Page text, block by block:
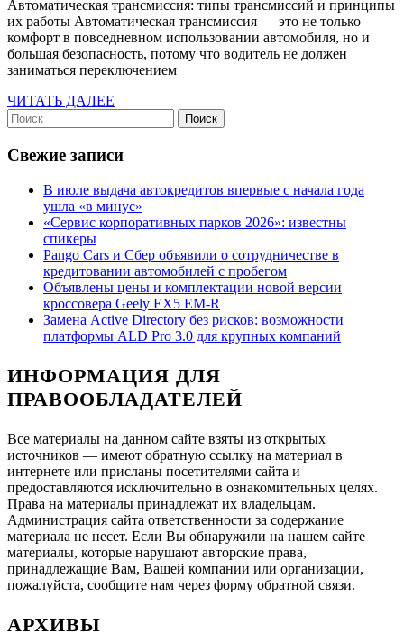
2024
Автоматическая трансмиссия: типы трансмиссий и принципы
их работы Автоматическая трансмиссия — это не только
комфорт в повседневном использовании автомобиля, но и
большая безопасность, потому что водитель не должен
заниматься переключением
ЧИТАТЬ ДАЛЕЕ
Найти:
Свежие записи
В июле выдача автокредитов впервые с начала года
ушла «в минус»
«Сервис корпоративных парков 2026»: известны
спикеры
Pango Cars и Сбер объявили о сотрудничестве в
кредитовании автомобилей с пробегом
Объявлены цены и комплектации новой версии
кроссовера Geely EX5 EM-R
Замена Active Directory без рисков: возможности
платформы ALD Pro 3.0 для крупных компаний
ИНФОРМАЦИЯ ДЛЯ
ПРАВООБЛАДАТЕЛЕЙ
Все материалы на данном сайте взяты из открытых
источников — имеют обратную ссылку на материал в
интернете или присланы посетителями сайта и
предоставляются исключительно в ознакомительных целях.
Права на материалы принадлежат их владельцам.
Администрация сайта ответственности за содержание
материала не несет. Если Вы обнаружили на нашем сайте
материалы, которые нарушают авторские права,
принадлежащие Вам, Вашей компании или организации,
пожалуйста, сообщите нам через форму обратной связи.
АРХИВЫ